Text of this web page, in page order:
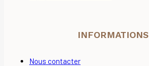
INFORMATIONS
Nous contacter